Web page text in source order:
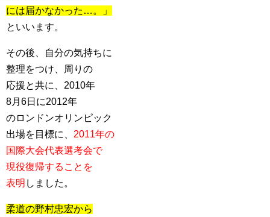
には届かなかった…。」
といいます。
その後、自分の気持ちに
整理をつけ、周りの
応援と共に、2010年
8月6日に2012年
のロンドンオリンピック
出場を目標に、 2011年の
国際大会代表選考会で
現役復帰することを
表明 しました。
柔道の野村忠宏から